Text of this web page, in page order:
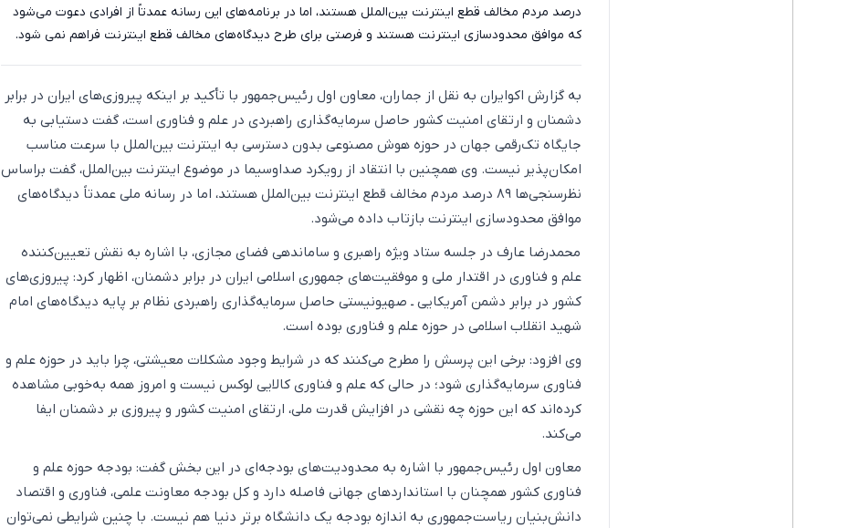
درصد مردم مخالف قطع اینترنت بین‌الملل هستند، اما در برنامه‌های این رسانه عمدتاً از افرادی دعوت می‌شود
که موافق محدودسازی اینترنت هستند و فرصتی برای طرح دیدگاه‌های مخالف قطع اینترنت فراهم نمی شود.
به گزارش اکوایران به نقل از جماران، معاون اول رئیس‌جمهور با تأکید بر اینکه پیروزی‌های ایران در برابر
دشمنان و ارتقای امنیت کشور حاصل سرمایه‌گذاری راهبردی در علم و فناوری است، گفت دستیابی به
جایگاه تک‌رقمی جهان در حوزه هوش مصنوعی بدون دسترسی به اینترنت بین‌الملل با سرعت مناسب
امکان‌پذیر نیست. وی همچنین با انتقاد از رویکرد صداوسیما در موضوع اینترنت بین‌الملل، گفت براساس
نظرسنجی‌ها ۸۹ درصد مردم مخالف قطع اینترنت بین‌الملل هستند، اما در رسانه ملی عمدتاً دیدگاه‌های
موافق محدودسازی اینترنت بازتاب داده می‌شود.
محمدرضا عارف در جلسه ستاد ویژه راهبری و ساماندهی فضای مجازی، با اشاره به نقش تعیین‌کننده
علم و فناوری در اقتدار ملی و موفقیت‌های جمهوری اسلامی ایران در برابر دشمنان، اظهار کرد: پیروزی‌های
کشور در برابر دشمن آمریکایی ـ صهیونیستی حاصل سرمایه‌گذاری راهبردی نظام بر پایه دیدگاه‌های امام
شهید انقلاب اسلامی در حوزه علم و فناوری بوده است.
وی افزود: برخی این پرسش را مطرح می‌کنند که در شرایط وجود مشکلات معیشتی، چرا باید در حوزه علم و
فناوری سرمایه‌گذاری شود؛ در حالی که علم و فناوری کالایی لوکس نیست و امروز همه به‌خوبی مشاهده
کرده‌اند که این حوزه چه نقشی در افزایش قدرت ملی، ارتقای امنیت کشور و پیروزی بر دشمنان ایفا
می‌کند.
معاون اول رئیس‌جمهور با اشاره به محدودیت‌های بودجه‌ای در این بخش گفت: بودجه حوزه علم و
فناوری کشور همچنان با استانداردهای جهانی فاصله دارد و کل بودجه معاونت علمی، فناوری و اقتصاد
دانش‌بنیان ریاست‌جمهوری به اندازه بودجه یک دانشگاه برتر دنیا هم نیست. با چنین شرایطی نمی‌توان